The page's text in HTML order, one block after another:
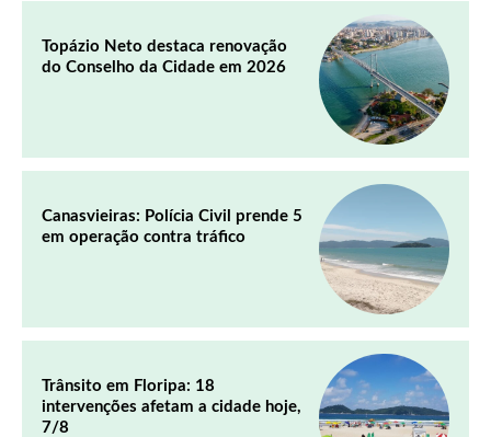
Topázio Neto destaca renovação
do Conselho da Cidade em 2026
Canasvieiras: Polícia Civil prende 5
em operação contra tráfico
Trânsito em Floripa: 18
intervenções afetam a cidade hoje,
7/8